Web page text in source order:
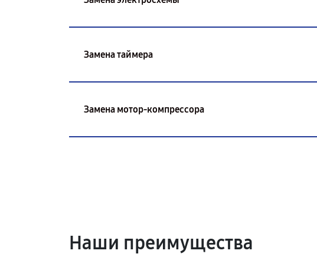
Замена таймера
Замена мотор-компрессора
Наши преимущества